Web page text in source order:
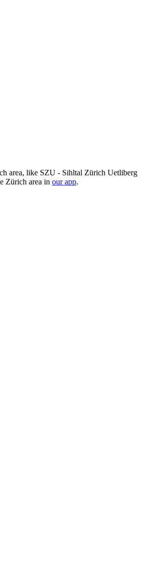
area, like SZU - Sihltal Zürich Uetliberg
Zürich area in our app.